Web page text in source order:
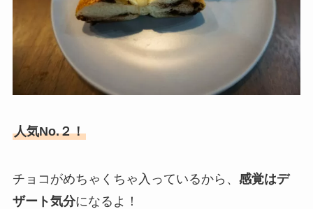
人気No.２！
チョコがめちゃくちゃ入っているから、 感覚はデ
ザート気分になるよ！